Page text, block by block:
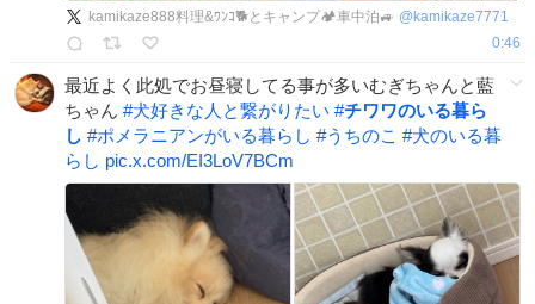
kamikaze888料理&ﾜﾝｺ🐕️とキャンプ🏕車中泊🚙 @ kamikaze7771
0:46
最近よく此処でお昼寝してる事が多いむぎちゃんと藍
ちゃん #犬好きな人と繋がりたい #チワワのいる暮ら
し #ポメラニアンがいる暮らし #うちのこ #犬のいる暮
らし pic.x.com/EI3LoV7BCm